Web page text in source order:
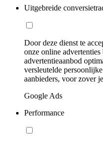
Uitgebreide
Door deze dienst te
onze online
advertentieaanbod
versleutelde
aanbieders, voor zover
Google Ads
Performance